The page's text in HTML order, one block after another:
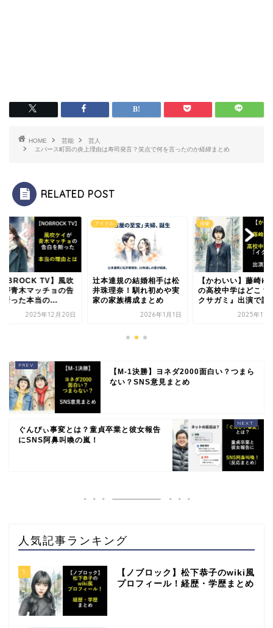
HOME 芸能
芸人
エバース町田の炎上理由は寿司発言？笑点で何を言ったのか経緯まとめ
RELATED POST
TV】風吹
が青木マッチョの告
断った本当の...
2025年12月20日
アイドル
辻本達規の結婚相手は松
井珠理奈！馴れ初めや実
家の家族構成まとめ
2026年1月1日
俳優
【かわいい】藤崎ゆ
の高校中学はどこ？
クサガミ』出演で話
2025年11
【M-1決勝】ヨネダ2000面白い？つまら
ない？SNS意見まとめ
ぐんぴぃ事変とは？童貞卒業と彼女報告
にSNS阿鼻叫喚の嵐！
人気記事ランキング
1
【ノブロック】松下恭子のwiki風
プロフィール！経歴・学歴まとめ